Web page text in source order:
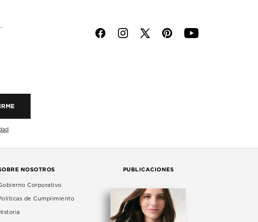
f i p y
NOSOTROS
Corporativo
de Cumplimiento
PUBLICACIONES